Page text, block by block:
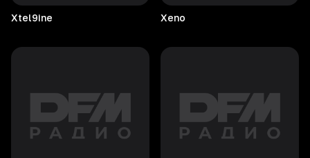
Xtel9ine Xeno